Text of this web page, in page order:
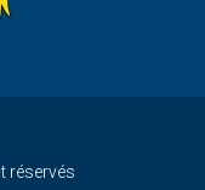
réservés